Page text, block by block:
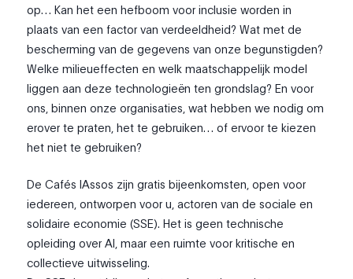
op… Kan het een hefboom voor inclusie worden in
plaats van een factor van verdeeldheid? Wat met de
bescherming van de gegevens van onze begunstigden?
Welke milieueffecten en welk maatschappelijk model
liggen aan deze technologieën ten grondslag? En voor
ons, binnen onze organisaties, wat hebben we nodig om
erover te praten, het te gebruiken… of ervoor te kiezen
het niet te gebruiken?
De Cafés IAssos zijn gratis bijeenkomsten, open voor
iedereen, ontworpen voor u, actoren van de sociale en
solidaire economie (SSE). Het is geen technische
opleiding over AI, maar een ruimte voor kritische en
collectieve uitwisseling.